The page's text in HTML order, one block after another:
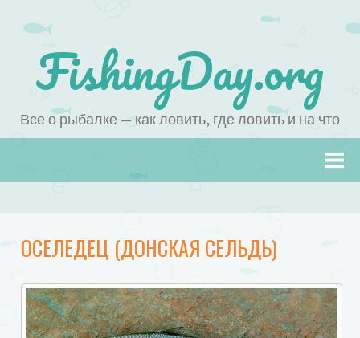
FishingDay.org
Все о рыбалке — как ловить, где ловить и на что
ОСЕЛЕДЕЦ (ДОНСКАЯ СЕЛЬДЬ)